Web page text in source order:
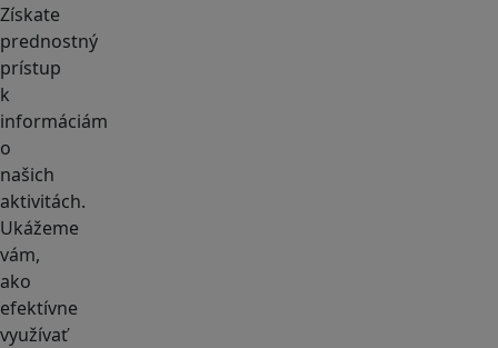
Získate
prednostný
prístup
k
informáciám
o
našich
aktivitách.
Ukážeme
vám,
ako
efektívne
využívať